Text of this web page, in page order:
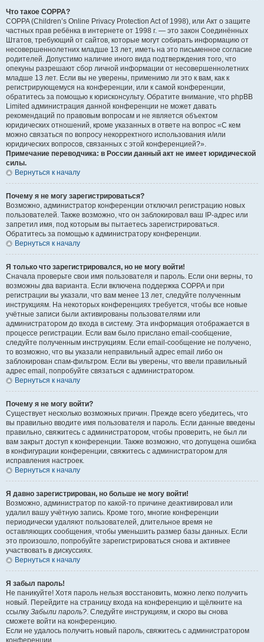
Что такое COPPA?
COPPA (Children’s Online Privacy Protection Act of 1998), или Акт о защите
частных прав ребёнка в интернете от 1998 г. — это закон Соединённых
Штатов, требующий от сайтов, которые могут собирать информацию от
несовершеннолетних младше 13 лет, иметь на это письменное согласие
родителей. Допустимо наличие иного вида подтверждения того, что
опекуны разрешают сбор личной информации от несовершеннолетних
младше 13 лет. Если вы не уверены, применимо ли это к вам, как к
регистрирующемуся на конференции, или к самой конференции,
обратитесь за помощью к юрисконсульту. Обратите внимание, что phpBB
Limited администрация данной конференции не может давать
рекомендаций по правовым вопросам и не является объектом
юридических отношений, кроме указанных в ответе на вопрос «С кем
можно связаться по вопросу некорректного использования и/или
юридических вопросов, связанных с этой конференцией?».
Примечание переводчика: в России данный акт не имеет юридической
силы.
Вернуться к началу
Почему я не могу зарегистрироваться?
Возможно, администратор конференции отключил регистрацию новых
пользователей. Также возможно, что он заблокировал ваш IP-адрес или
запретил имя, под которым вы пытаетесь зарегистрироваться.
Обратитесь за помощью к администратору конференции.
Вернуться к началу
Я только что зарегистрировался, но не могу войти!
Сначала проверьте свои имя пользователя и пароль. Если они верны, то
возможны два варианта. Если включена поддержка COPPA и при
регистрации вы указали, что вам менее 13 лет, следуйте полученным
инструкциям. На некоторых конференциях требуется, чтобы все новые
учётные записи были активированы пользователями или
администратором до входа в систему. Эта информация отображается в
процессе регистрации. Если вам было прислано email-сообщение,
следуйте полученным инструкциям. Если email-сообщение не получено,
то возможно, что вы указали неправильный адрес email либо он
заблокирован спам-фильтром. Если вы уверены, что ввели правильный
адрес email, попробуйте связаться с администратором.
Вернуться к началу
Почему я не могу войти?
Существует несколько возможных причин. Прежде всего убедитесь, что
вы правильно вводите имя пользователя и пароль. Если данные введены
правильно, свяжитесь с администратором, чтобы проверить, не был ли
вам закрыт доступ к конференции. Также возможно, что допущена ошибка
в конфигурации конференции, свяжитесь с администратором для
исправления настроек.
Вернуться к началу
Я давно зарегистрирован, но больше не могу войти!
Возможно, администратор по какой-то причине деактивировал или
удалил вашу учётную запись. Кроме того, многие конференции
периодически удаляют пользователей, длительное время не
оставляющих сообщения, чтобы уменьшить размер базы данных. Если
это произошло, попробуйте зарегистрироваться снова и активнее
участвовать в дискуссиях.
Вернуться к началу
Я забыл пароль!
Не паникуйте! Хотя пароль нельзя восстановить, можно легко получить
новый. Перейдите на страницу входа на конференцию и щёлкните на
ссылку Забыли пароль?. Следуйте инструкциям, и скоро вы снова
сможете войти на конференцию.
Если не удалось получить новый пароль, свяжитесь с администратором